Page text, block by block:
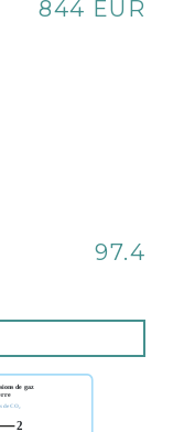
844 EUR
97.4